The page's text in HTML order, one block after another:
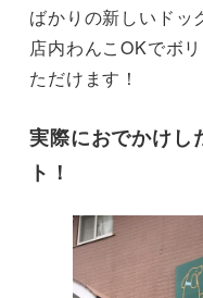
ばかりの新しいドッ
店内わんこOKでボ
ただけます！
実際におでかけし
ト！